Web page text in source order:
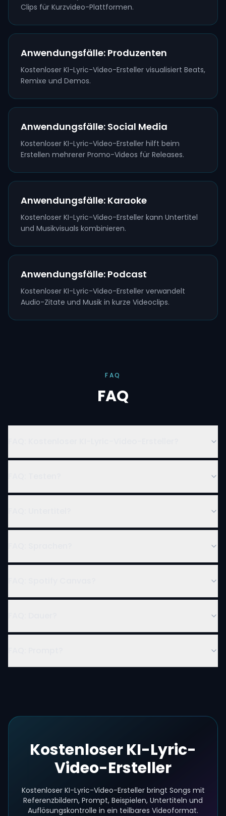
Clips für Kurzvideo-Plattformen.
Anwendungsfälle: Produzenten
Kostenloser KI-Lyric-Video-Ersteller visualisiert Beats,
Remixe und Demos.
Anwendungsfälle: Social Media
Kostenloser KI-Lyric-Video-Ersteller hilft beim
Erstellen mehrerer Promo-Videos für Releases.
Anwendungsfälle: Karaoke
Kostenloser KI-Lyric-Video-Ersteller kann Untertitel
und Musikvisuals kombinieren.
Anwendungsfälle: Podcast
Kostenloser KI-Lyric-Video-Ersteller verwandelt
Audio-Zitate und Musik in kurze Videoclips.
FAQ
FAQ
Kostenloser KI-Lyric-
Video-Ersteller
Kostenloser KI-Lyric-Video-Ersteller bringt Songs mit
Referenzbildern, Prompt, Beispielen, Untertiteln und
Auflösungskontrolle in ein teilbares Videoformat.